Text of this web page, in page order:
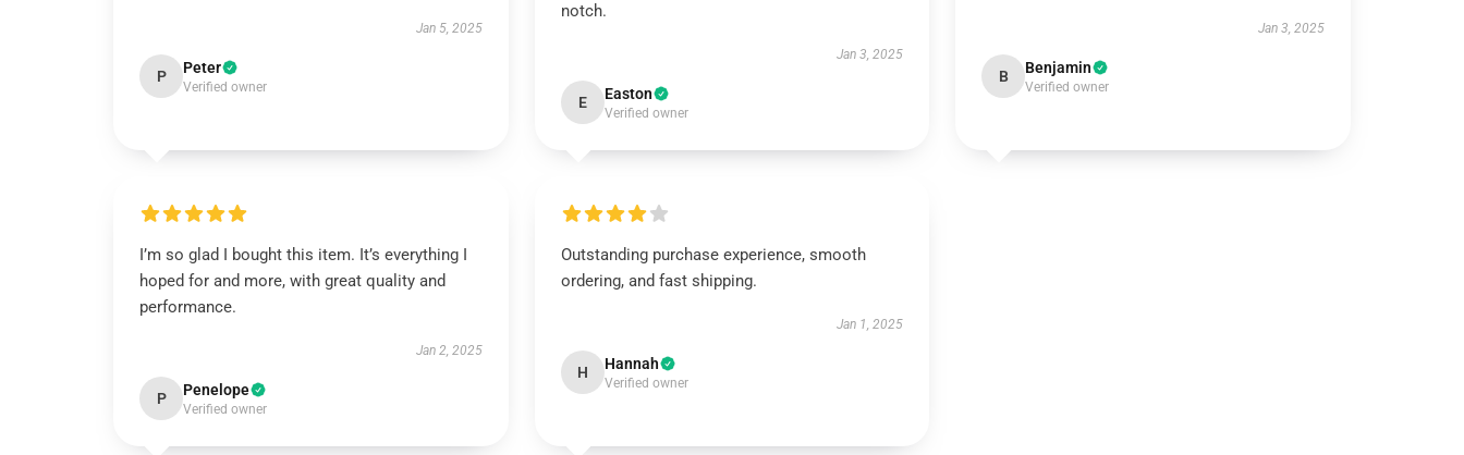
Jan 5, 2025
P Peter
Verified owner
notch.
Jan 3, 2025
E Easton
Verified owner
Jan 3, 2025
B Benjamin
Verified owner
I’m so glad I bought this item. It’s everything I
hoped for and more, with great quality and
performance.
Jan 2, 2025
P Penelope
Verified owner
Outstanding purchase experience, smooth
ordering, and fast shipping.
Jan 1, 2025
H Hannah
Verified owner